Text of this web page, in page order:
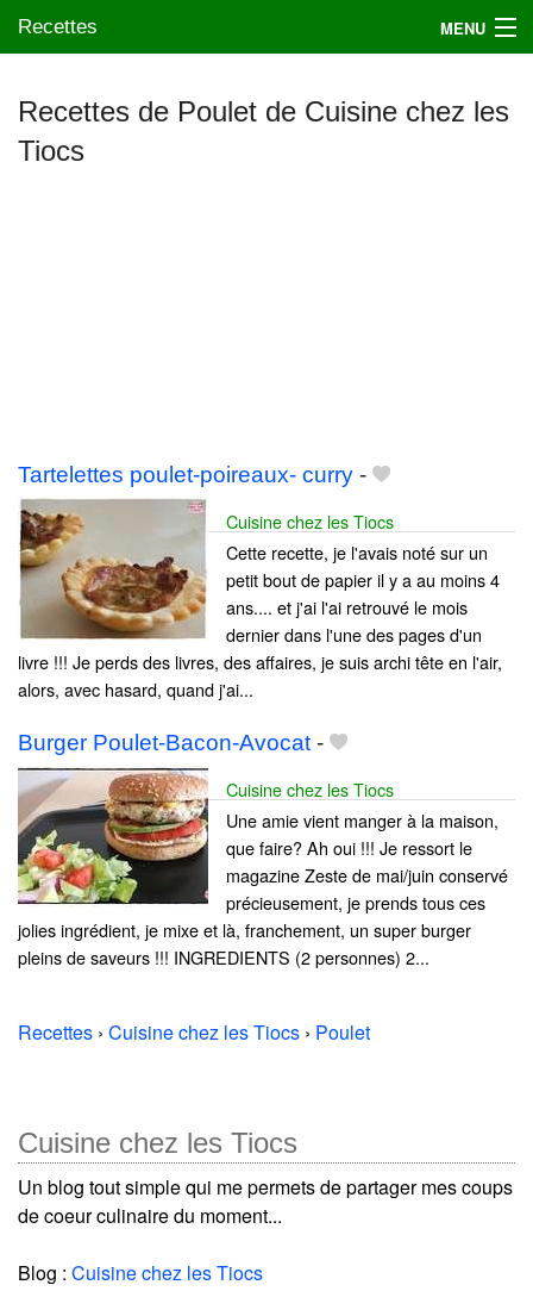
Recettes MENU
Mes blogs préférés
Recettes de Poulet de Cuisine chez les
Tiocs
Tartelettes poulet-poireaux- curry -
Cuisine chez les Tiocs
Cette recette, je l'avais noté sur un
petit bout de papier il y a au moins 4
ans.... et j'ai l'ai retrouvé le mois
dernier dans l'une des pages d'un
livre !!! Je perds des livres, des affaires, je suis archi tête en l'air,
alors, avec hasard, quand j'ai...
Burger Poulet-Bacon-Avocat-
Cuisine chez les Tiocs
Une amie vient manger à la maison,
que faire? Ah oui !!! Je ressort le
magazine Zeste de mai/juin conservé
précieusement, je prends tous ces
jolies ingrédient, je mixe et là, franchement, un super burger
pleins de saveurs !!! INGREDIENTS (2 personnes) 2...
Recettes › Cuisine chez les Tiocs › Poulet
Cuisine chez les Tiocs
Un blog tout simple qui me permets de partager mes coups
de coeur culinaire du moment...
Blog : Cuisine chez les Tiocs